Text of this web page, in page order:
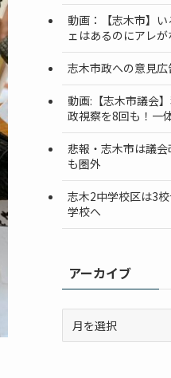
動画：【志木市】
ェはあるのにアレが
志木市政への意見
動画:【志木市議会
政視察を8回も！一
悲報・志木市は議
も圏外
志木2中学校区は3
学校へ
アーカイブ